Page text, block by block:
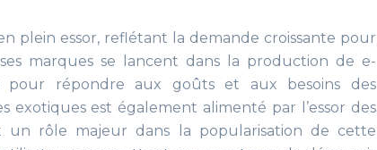
plein essor, reflétant la demande croissante pour
marques se lancent dans la production de e-
pour répondre aux goûts et aux besoins des
exotiques est également alimenté par l’essor des
un rôle majeur dans la popularisation de cette